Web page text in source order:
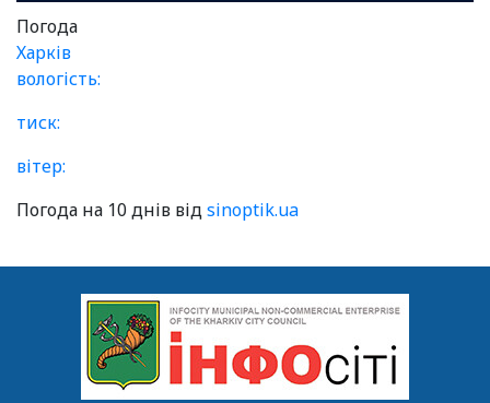
Погода
Харків
вологість:
тиск:
вітер:
Погода на 10 днів відsinoptik.ua